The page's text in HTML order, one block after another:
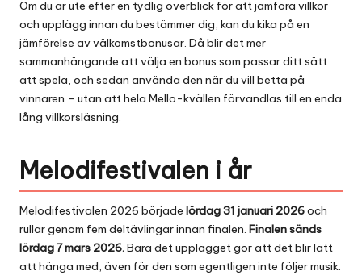
Om du är ute efter en tydlig överblick för att jämföra villkor
och upplägg innan du bestämmer dig, kan du kika på en
jämförelse av välkomstbonusar. Då blir det mer
sammanhängande att välja en bonus som passar ditt sätt
att spela, och sedan använda den när du vill betta på
vinnaren – utan att hela Mello-kvällen förvandlas till en enda
lång villkorsläsning.
Melodifestivalen i år
Melodifestivalen 2026 började lördag 31 januari 2026och
rullar genom fem deltävlingar innan finalen. Finalen sänds
lördag 7 mars 2026.Bara det upplägget gör att det blir lätt
att hänga med, även för den som egentligen inte följer musik.